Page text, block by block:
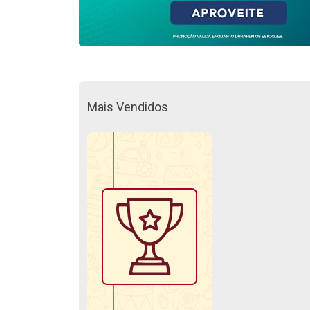
Mais Vendidos